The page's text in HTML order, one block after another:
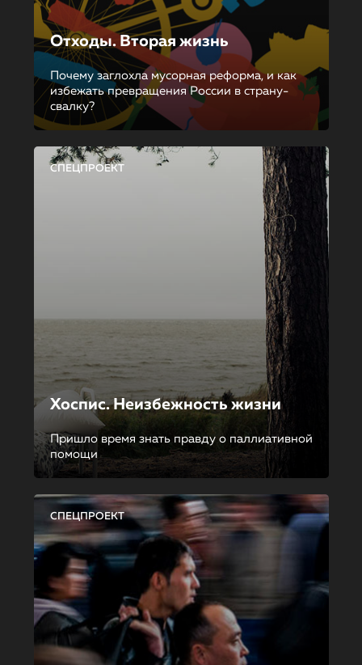
Отходы. Вторая жизнь
Почему заглохла мусорная реформа, и как
избежать превращения России в страну-
свалку?
СПЕЦПРОЕКТ
Хоспис. Неизбежность жизни
Пришло время знать правду о паллиативной
помощи
СПЕЦПРОЕКТ